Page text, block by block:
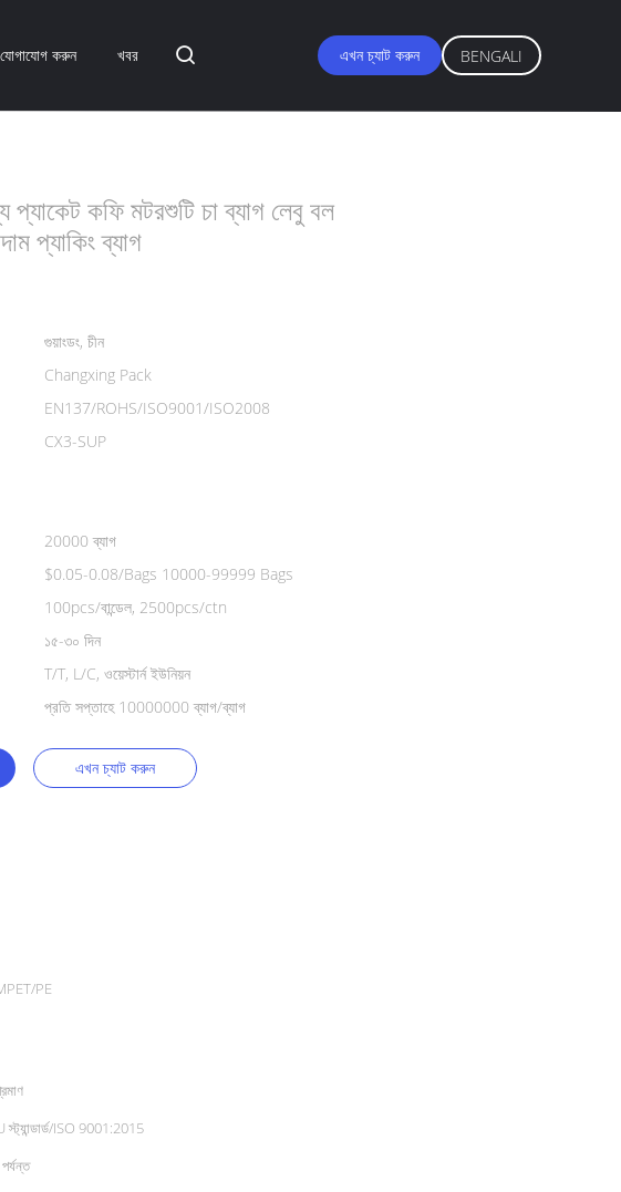
করুন খবর এখন চ্যাট করুন BENGALI
প্যাকেট কফি মটরশুটি চা ব্যাগ লেবু বল
প্যাকিং ব্যাগ
গুয়াংডং, চীন
Changxing Pack
EN137/ROHS/ISO9001/ISO2008
CX3-SUP
20000 ব্যাগ
$0.05-0.08/Bags 10000-99999 Bags
100pcs/বান্ডেল, 2500pcs/ctn
১৫-৩০ দিন
T/T, L/C, ওয়েস্টার্ন ইউনিয়ন
প্রতি সপ্তাহে 10000000 ব্যাগ/ব্যাগ
এখন চ্যাট করুন
PE
স্ট্যান্ডার্ড/ISO 9001:2015